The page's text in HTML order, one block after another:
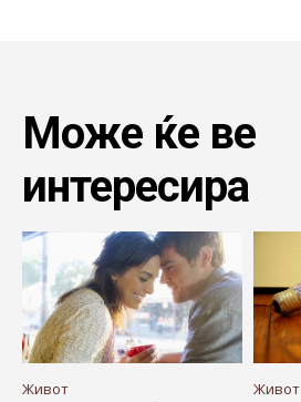
Може ќе ве
интересира
Живот Живот